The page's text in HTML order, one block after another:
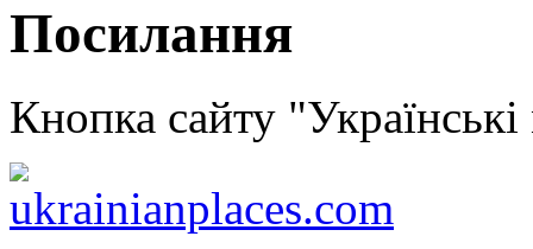
Посилання
Кнопка сайту "Українські